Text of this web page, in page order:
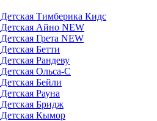
Детская Тимберика Кидс
Детская Айно NEW
Детская Грета NEW
Детская Бетти
Детская Рандеву
Детская Ольса-С
Детская Бейли
Детская Рауна
Детская Бридж
Детская Кымор